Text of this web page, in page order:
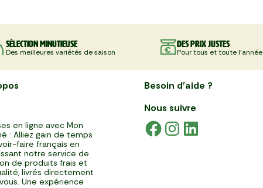
Sélection minutieuse
Des meilleures variétés de saison
Des prix justes
Pour tous et toute l'année
en ligne avec Mon
: Alliez gain de temps
faire français en
notre service de
de produits frais et
livrés directement
Une expérience
Besoin d'aide ?
Nous suivre